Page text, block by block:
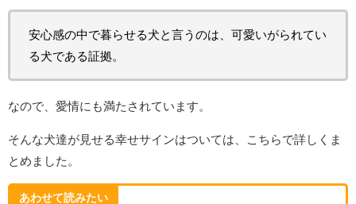
安心感の中で暮らせる犬と言うのは、可愛いがられてい
る犬である証拠。
なので、愛情にも満たされています。
そんな犬達が見せる幸せサインはついては、こちらで詳しくま
とめました。
あわせて読みたい